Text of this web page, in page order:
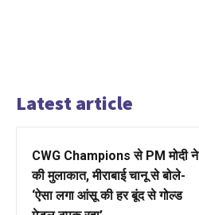
Latest article
CWG Champions से PM मोदी ने
की मुलाकात, मीराबाई चानू से बोले-
‘ऐसा लगा आंसू की हर बूंद से गोल्ड